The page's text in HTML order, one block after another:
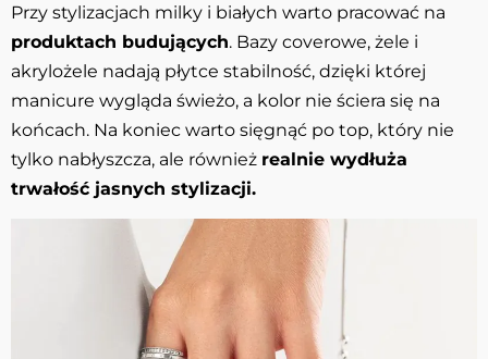
Przy stylizacjach milky i białych warto pracować na
produktach budujących. Bazy coverowe, żele i
akrylożele nadają płytce stabilność, dzięki której
manicure wygląda świeżo, a kolor nie ściera się na
końcach. Na koniec warto sięgnąć po top, który nie
tylko nabłyszcza, ale również realnie wydłuża
trwałość jasnych stylizacji.